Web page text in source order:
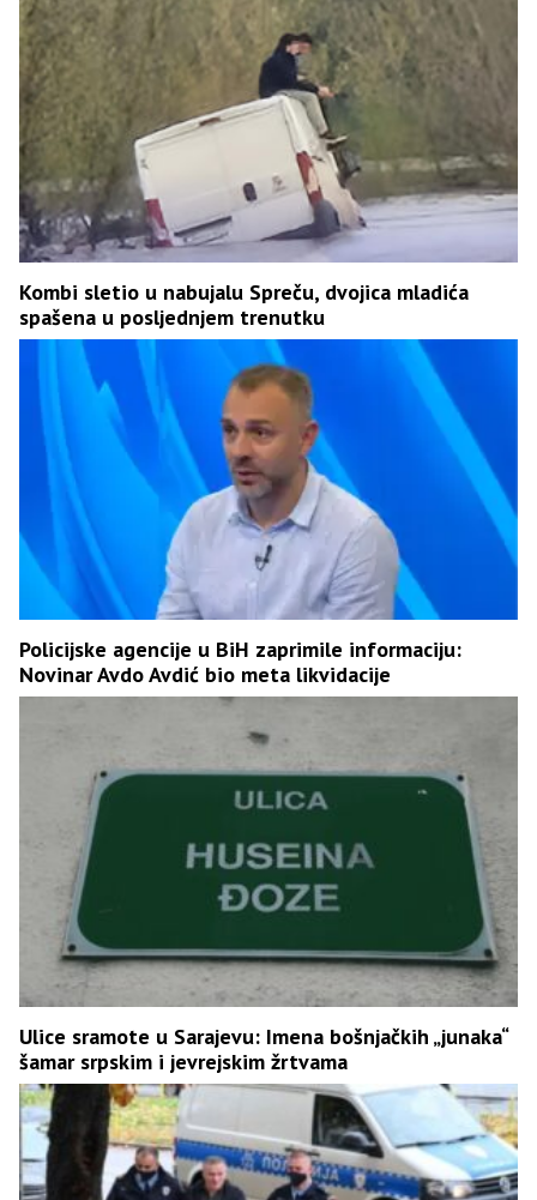
Kombi sletio u nabujalu Spreču, dvojica mladića
spašena u posljednjem trenutku
Policijske agencije u BiH zaprimile informaciju:
Novinar Avdo Avdić bio meta likvidacije
Ulice sramote u Sarajevu: Imena bošnjačkih „junaka“
šamar srpskim i jevrejskim žrtvama